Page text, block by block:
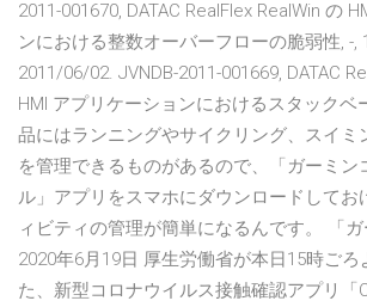
2011-001670, DATAC RealFlex RealWin の
ンにおける整数オーバーフローの脆弱性, -,
2011/06/02. JVNDB-2011-001669, DATAC
HMI アプリケーションにおけるスタック
品にはランニングやサイクリング、スイミ
を管理できるものがあるので、「ガーミン
ル」アプリをスマホにダウンロードしてお
ィビティの管理が簡単になるんです。 「
2020年6月19日 厚生労働省が本日15時ごろ
た、新型コロナウイルス接触確認アプリ「